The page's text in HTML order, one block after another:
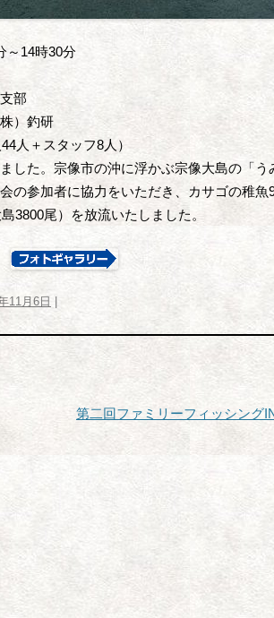
～14時30分
部
）釣研
人＋スタッフ8人）
した。宗像市の沖に浮かぶ宗像大島の「う
の参加者に協力をいただき、カサゴの稚魚
3800尾）を放流いたしました。
11月6日
第二回ファミリーフィッシング